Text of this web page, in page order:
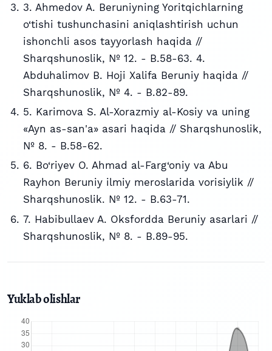
3. Ahmedov A. Beruniyning Yoritqichlarning
o‘tishi tushunchasini aniqlashtirish uchun
ishonchli asos tayyorlash haqida //
Sharqshunoslik, № 12. - B.58-63. 4.
Abduhalimov B. Hoji Xalifa Beruniy haqida //
Sharqshunoslik, № 4. - B.82-89.
5. Karimova S. Al-Xorazmiy al-Kosiy va uning
«Ayn as-san'a» asari haqida // Sharqshunoslik,
№ 8. - B.58-62.
6. Bo‘riyev O. Ahmad al-Farg‘oniy va Abu
Rayhon Beruniy ilmiy meroslarida vorisiylik //
Sharqshunoslik. № 12. - B.63-71.
7. Habibullaev A. Oksfordda Beruniy asarlari //
Sharqshunoslik, № 8. - B.89-95.
Yuklab olishlar